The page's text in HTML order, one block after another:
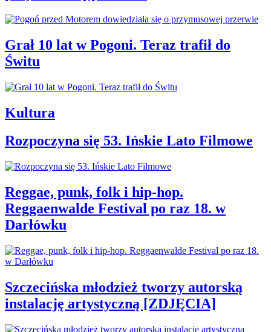
Grał 10 lat w Pogoni. Teraz trafił do
Świtu
Kultura
Rozpoczyna się 53. Ińskie Lato Filmowe
Reggae, punk, folk i hip-hop.
Reggaenwalde Festival po raz 18. w
Darłówku
Szczecińska młodzież tworzy autorską
instalację artystyczną [ZDJĘCIA]